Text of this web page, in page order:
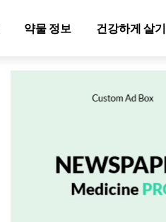
약물 정보 건강하게 살기